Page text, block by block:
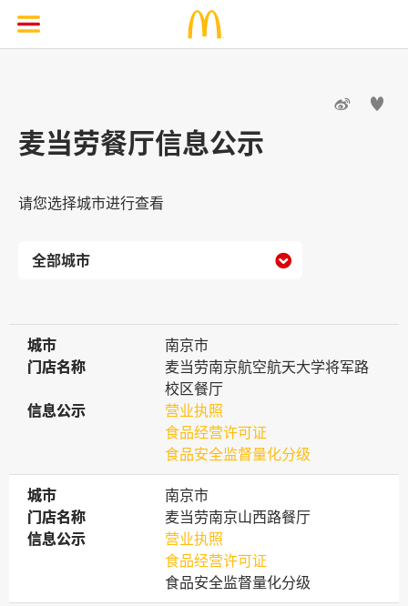
 
麦当劳餐厅信息公示
请您选择城市进行查看

城市
城市
南京市
门店名称
门店名称
麦当劳南京航空航天大学将军路
校区餐厅
信息公示
信息公示
营业执照
食品经营许可证
食品安全监督量化分级
城市
城市
南京市
门店名称
门店名称
麦当劳南京山西路餐厅
信息公示
信息公示
营业执照
食品经营许可证
食品安全监督量化分级